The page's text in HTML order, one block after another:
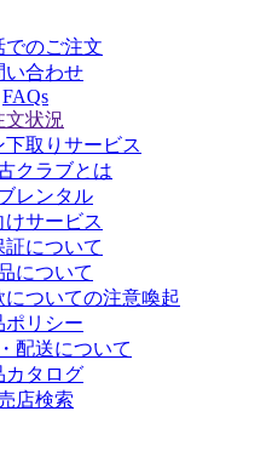
でのご注文
い合わせ
FAQs
文状況
下取りサービス
クラブとは
レンタル
けサービス
証について
について
ついての注意喚起
ポリシー
配送について
カタログ
店検索